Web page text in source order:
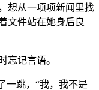
想从一项项新闻里找
文件站在她身后良
忘记言语。
一跳，“我，我不是